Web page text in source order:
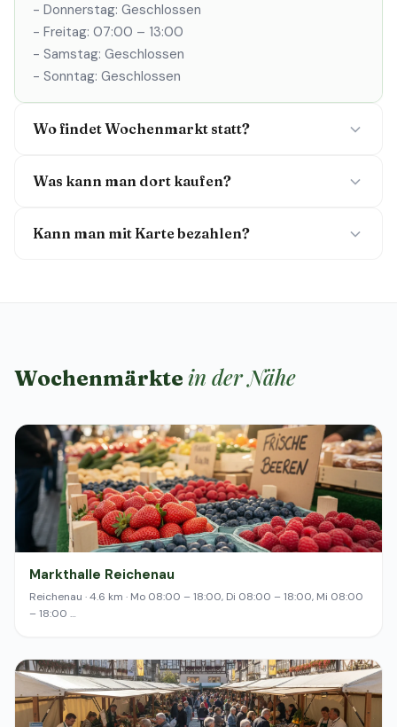
- Donnerstag: Geschlossen
- Freitag: 07:00 – 13:00
- Samstag: Geschlossen
- Sonntag: Geschlossen
Wo findet Wochenmarkt statt?
Was kann man dort kaufen?
Kann man mit Karte bezahlen?
Wochenmärkte in der Nähe
Markthalle Reichenau
Reichenau · 4.6 km · Mo 08:00 – 18:00, Di 08:00 – 18:00, Mi 08:00
– 18:00 …